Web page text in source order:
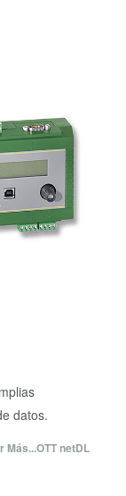
datos.
Más...OTT netDL